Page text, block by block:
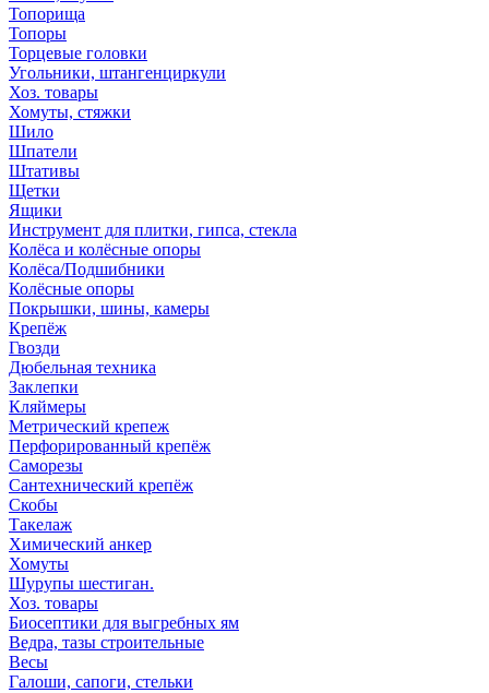
Топорища
Топоры
Торцевые головки
Угольники, штангенциркули
Хоз. товары
Хомуты, стяжки
Шило
Шпатели
Штативы
Щетки
Ящики
Инструмент для плитки, гипса, стекла
Колёса и колёсные опоры
Колёса/Подшибники
Колёсные опоры
Покрышки, шины, камеры
Крепёж
Гвозди
Дюбельная техника
Заклепки
Кляймеры
Метрический крепеж
Перфорированный крепёж
Саморезы
Сантехнический крепёж
Скобы
Такелаж
Химический анкер
Хомуты
Шурупы шестиган.
Хоз. товары
Биосептики для выгребных ям
Ведра, тазы строительные
Весы
Галоши, сапоги, стельки